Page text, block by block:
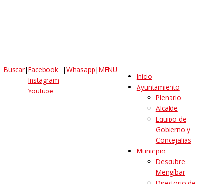
Buscar|Facebook
Instagram
Youtube
|Whasapp|MENU
Inicio
Ayuntamiento
Plenario
Alcalde
Equipo de
Gobierno y
Concejalías
Municipio
Descubre
Mengíbar